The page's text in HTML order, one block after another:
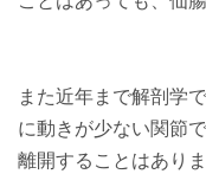
また近年まで解剖学
に動きが少ない関節
離開することはありま